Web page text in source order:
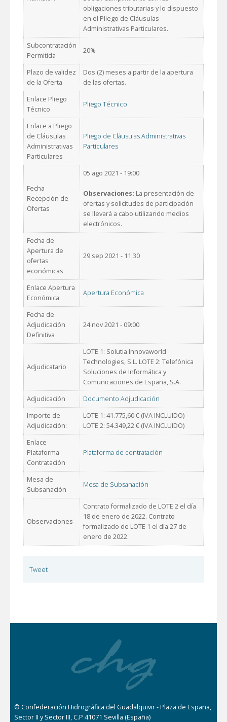
obligaciones tributarias y lo dispuesto
en el Pliego de Cláusulas
Administrativas Particulares.
Subcontratación
Permitida
20%
Plazo de validez
de la Oferta
Dos (2) meses a partir de la apertura
de las ofertas.
Enlace Pliego
Técnico
Pliego Técnico
Enlace a Pliego
de Cláusulas
Administrativas
Particulares
Pliego de Cláusulas Administrativas
Particulares
Fecha
Recepción de
Ofertas
05 ago 2021 - 19:00
Observaciones: La presentación de
ofertas y solicitudes de participación
se llevará a cabo utilizando medios
electrónicos.
Fecha de
Apertura de
ofertas
económicas
29 sep 2021 - 11:30
Enlace Apertura
Económica
Apertura Económica
Fecha de
Adjudicación
Definitiva
24 nov 2021 - 09:00
Adjudicatario
LOTE 1: Solutia Innovaworld
Technologies, S.L. LOTE 2: Telefónica
Soluciones de Informática y
Comunicaciones de España, S.A.
Adjudicación
Documento Adjudicación
Importe de
Adjudicación:
LOTE 1: 41.775,60 € (IVA INCLUIDO)
LOTE 2: 54.349,22 € (IVA INCLUIDO)
Enlace
Plataforma
Contratación
Plataforma de contratación
Mesa de
Subsanación
Mesa de Subsanación
Observaciones
Contrato formalizado de LOTE 2 el día
18 de enero de 2022. Contrato
formalizado de LOTE 1 el día 27 de
enero de 2022.
Tweet
© Confederación Hidrográfica del Guadalquivir - Plaza de España,
Sector II y Sector III, C.P 41071 Sevilla (España)